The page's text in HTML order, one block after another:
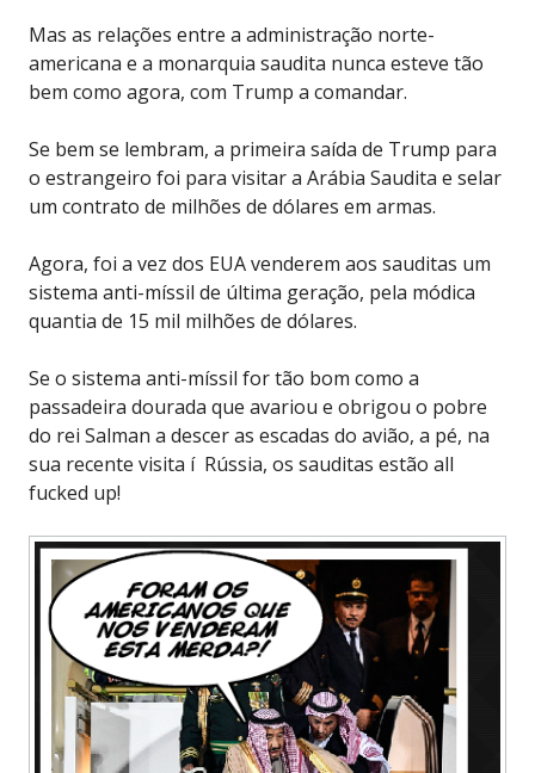
Mas as relações entre a administração norte-
americana e a monarquia saudita nunca esteve tão
bem como agora, com Trump a comandar.
Se bem se lembram, a primeira saída de Trump para
o estrangeiro foi para visitar a Arábia Saudita e selar
um contrato de milhões de dólares em armas.
Agora, foi a vez dos EUA venderem aos sauditas um
sistema anti-míssil de última geração, pela módica
quantia de 15 mil milhões de dólares.
Se o sistema anti-míssil for tão bom como a
passadeira dourada que avariou e obrigou o pobre
do rei Salman a descer as escadas do avião, a pé, na
sua recente visita í Rússia, os sauditas estão all
fucked up!